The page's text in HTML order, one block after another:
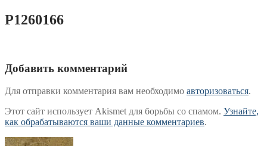
P1260166
Добавить комментарий
Для отправки комментария вам необходимо авторизоваться.
Этот сайт использует Akismet для борьбы со спамом. Узнайте,
как обрабатываются ваши данные комментариев.